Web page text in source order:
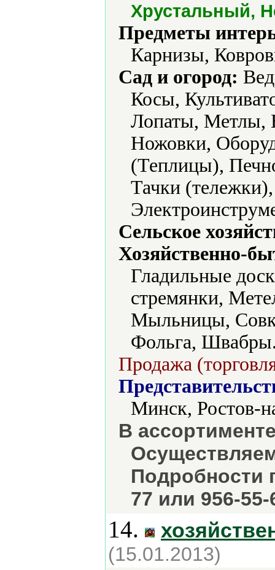
Хрустальный,
Предметы
Карнизы,
Сад и огород:
Косы,
Лопаты, Метлы,
Ножовки,
(Теплицы),
Тачки
Сельское
Хозяйственно-
Гладильные
стремянки,
Мыльницы,
Фольга,
Продажа
Минск, Ростов-
В
Подробности
77 или 956-55-
14.
(15.01.2013)